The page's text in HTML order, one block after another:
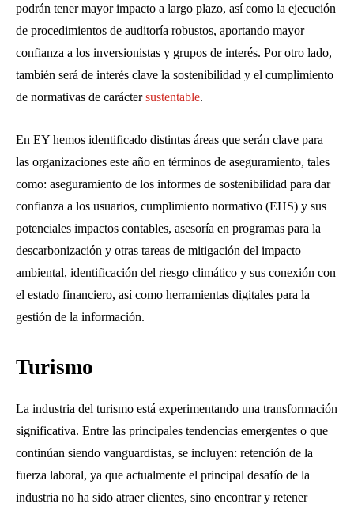
podrán tener mayor impacto a largo plazo, así como la ejecución
de procedimientos de auditoría robustos, aportando mayor
confianza a los inversionistas y grupos de interés. Por otro lado,
también será de interés clave la sostenibilidad y el cumplimiento
de normativas de caráctersustentable.
En EY hemos identificado distintas áreas que serán clave para
las organizaciones este año en términos de aseguramiento, tales
como: aseguramiento de los informes de sostenibilidad para dar
confianza a los usuarios, cumplimiento normativo (EHS) y sus
potenciales impactos contables, asesoría en programas para la
descarbonización y otras tareas de mitigación del impacto
ambiental, identificación del riesgo climático y sus conexión con
el estado financiero, así como herramientas digitales para la
gestión de la información.
Turismo
La industria del turismo está experimentando una transformación
significativa. Entre las principales tendencias emergentes o que
continúan siendo vanguardistas, se incluyen: retención de la
fuerza laboral, ya que actualmente el principal desafío de la
industria no ha sido atraer clientes, sino encontrar y retener